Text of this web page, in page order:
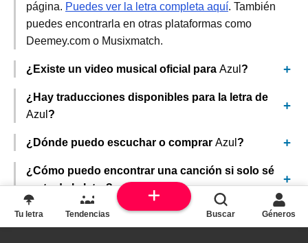
página. Puedes ver la letra completa aquí. También
puedes encontrarla en otras plataformas como
Deemey.com o Musixmatch.
¿Existe un video musical oficial para Azul ?
¿Hay traducciones disponibles para la letra de
Azul ?
¿Dónde puedo escuchar o comprar Azul ?
¿Cómo puedo encontrar una canción si solo sé
parte de la letra?
Tu letra Tendencias Buscar Géneros